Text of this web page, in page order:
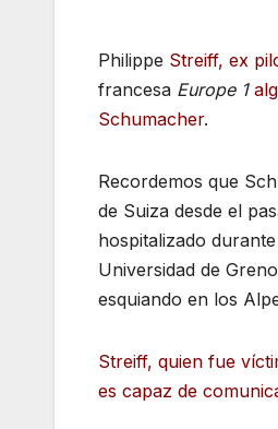
Philippe Streiff, ex
francesa Europe 1
Schumacher.
Recordemos que
de Suiza desde el
hospitalizado
Universidad de
esquiando en los
Streiff, quien fue
es capaz de